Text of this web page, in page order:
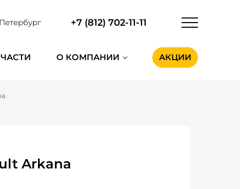
+7 (812) 702-11-11
О КОМПАНИИ АКЦИИ
Arkana